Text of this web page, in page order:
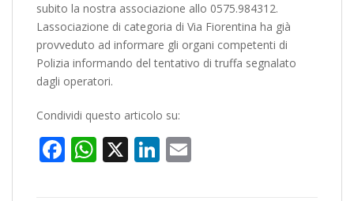
subito la nostra associazione allo 0575.984312.
Lassociazione di categoria di Via Fiorentina ha già
provveduto ad informare gli organi competenti di
Polizia informando del tentativo di truffa segnalato
dagli operatori.
Condividi questo articolo su:
Facebook
WhatsApp
X LinkedIn